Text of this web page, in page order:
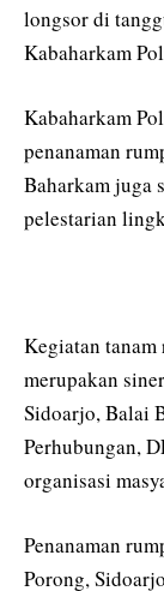
longsor di
Kabaharkam
Kabaharkam
penanaman
Baharkam juga
pelestarian
Kegiatan
merupakan
Sidoarjo, Balai
Perhubungan,
organisasi
Penanaman
Porong,